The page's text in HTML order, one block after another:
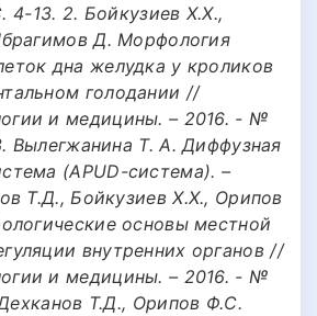
4-13. 2. Бойкузиев Х.Х.,
Д. Морфология
дна желудка у кроликов
голодании //
и медицины. – 2016. - №
Вылегжанина Т. А. Диффузная
(APUD-система). –
Т.Д., Бойкузиев Х.Х., Орипов
основы местной
внутренних органов //
и медицины. – 2016. - №
Т.Д., Орипов Ф.С.